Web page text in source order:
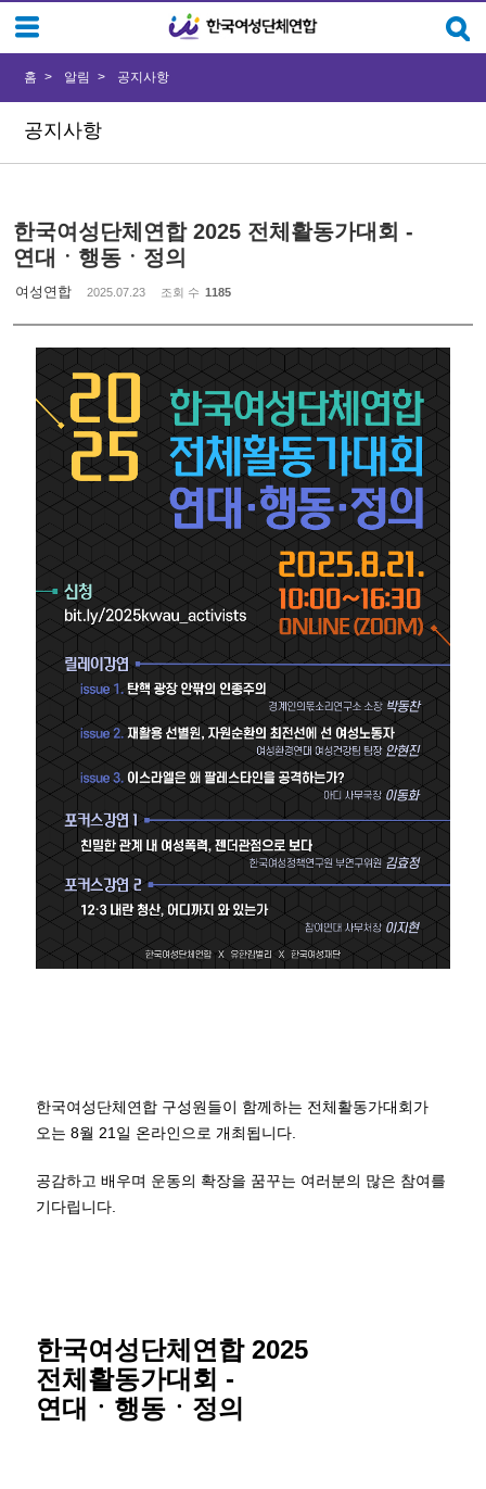
공지사항
홈 알림 공지사항
한국여성단체연합 2025 전체활동가대회 -
연대ㆍ행동ㆍ정의
여성연합 2025.07.23 조회 수 1185
한국여성단체연합 구성원들이 함께하는 전체활동가대회가
오는 8월 21일 온라인으로 개최됩니다.
공감하고 배우며 운동의 확장을 꿈꾸는 여러분의 많은 참여를
기다립니다.
한국여성단체연합 2025
전체활동가대회 -
연대ㆍ행동ㆍ정의